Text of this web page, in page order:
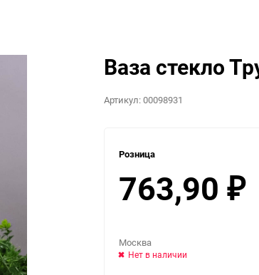
Ваза стекло
Артикул:00098931
Розница
763,90 ₽
Москва
Нет в наличии